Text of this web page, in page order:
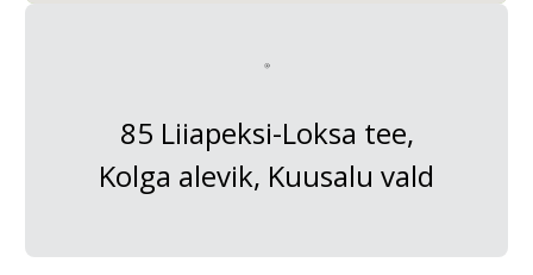
85 Liiapeksi-Loksa tee,
Kolga alevik, Kuusalu vald